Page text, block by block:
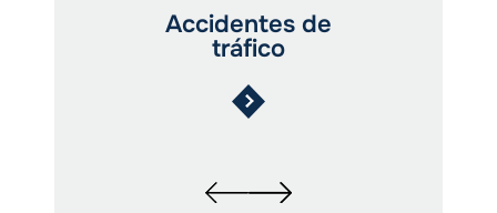
Accidentes de
tráfico